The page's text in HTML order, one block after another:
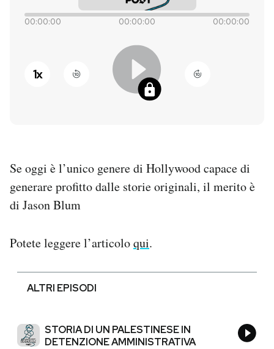
NEWSLETTER
CALENDARIO
AREA PERSONALE
00:00:00 00:00:00 00:00:00
1x
Se oggi è l’unico genere di Hollywood capace di
generare profitto dalle storie originali, il merito è
di Jason Blum
Potete leggere l’articoloqui.
ALTRI EPISODI
STORIA DI UN PALESTINESE IN
DETENZIONE AMMINISTRATIVA